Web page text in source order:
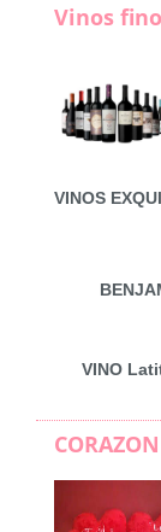
Vinos
VINOS
VINO